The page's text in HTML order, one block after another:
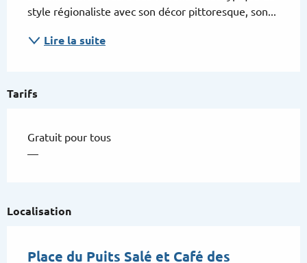
style régionaliste avec son décor pittoresque, son...
Lire la suite
Tarifs
Gratuit pour tous
—
Localisation
Place du Puits Salé et Café des